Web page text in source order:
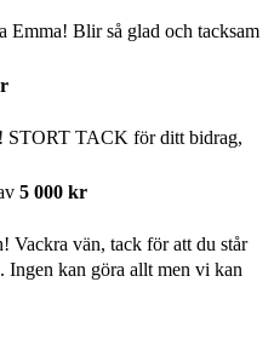
Emma! Blir så glad och tacksam
STORT TACK för ditt bidrag,
5 000 kr
Vackra vän, tack för att du står
Ingen kan göra allt men vi kan